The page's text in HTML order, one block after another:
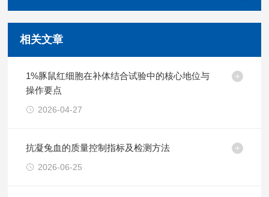
相关文章
1%豚鼠红细胞在补体结合试验中的核心地位与
操作要点
2026-04-27
抗凝兔血的质量控制指标及检测方法
2026-06-25